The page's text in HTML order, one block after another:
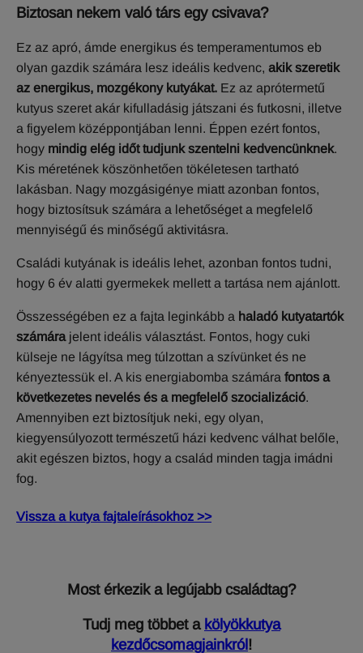
Biztosan nekem való társ egy csivava?
Ez az apró, ámde energikus és temperamentumos eb
olyan gazdik számára lesz ideális kedvenc, akik szeretik
az energikus, mozgékony kutyákat. Ez az aprótermetű
kutyus szeret akár kifulladásig játszani és futkosni, illetve
a figyelem középpontjában lenni. Éppen ezért fontos,
hogy mindig elég időt tudjunk szentelni kedvencünknek.
Kis méretének köszönhetően tökéletesen tartható
lakásban. Nagy mozgásigénye miatt azonban fontos,
hogy biztosítsuk számára a lehetőséget a megfelelő
mennyiségű és minőségű aktivitásra.
Családi kutyának is ideális lehet, azonban fontos tudni,
hogy 6 év alatti gyermekek mellett a tartása nem ajánlott.
Összességében ez a fajta leginkább a haladó kutyatartók
számárajelent ideális választást. Fontos, hogy cuki
külseje ne lágyítsa meg túlzottan a szívünket és ne
kényeztessük el. A kis energiabomba számára fontos a
következetes nevelés és a megfelelő szocializáció.
Amennyiben ezt biztosítjuk neki, egy olyan,
kiegyensúlyozott természetű házi kedvenc válhat belőle,
akit egészen biztos, hogy a család minden tagja imádni
fog.
Vissza a kutya fajtaleírásokhoz >>
Most érkezik a legújabb családtag?
Tudj meg többet a kölyökkutya
kezdőcsomagjainkról!